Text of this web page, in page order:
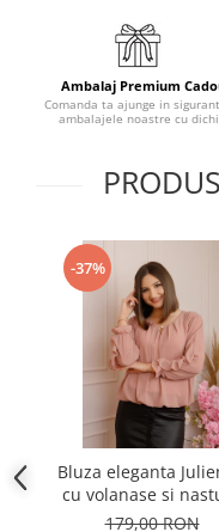
Ambalaj Premium
Comanda ta ajunge in
ambalajele noastre cu
-37%
Bluza eleganta
cu volanase si
stilizat - Roz pudrat
179,00 RON